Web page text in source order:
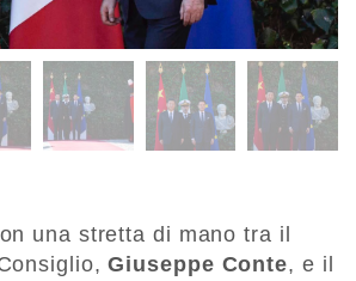
una stretta di mano tra il
Giuseppe Conte, e il